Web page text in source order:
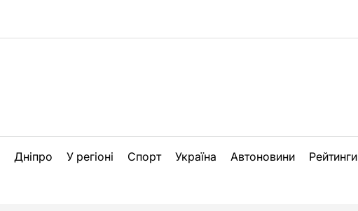
Дніпро У регіоні Спорт Україна Автоновини Рейтинги